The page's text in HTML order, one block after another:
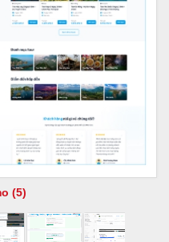
(5)